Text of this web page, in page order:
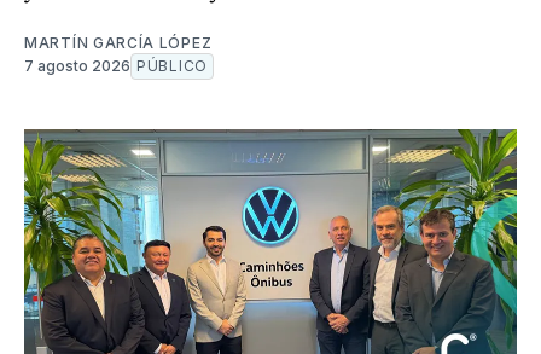
MARTÍN GARCÍA LÓPEZ
7 agosto 2026 PÚBLICO